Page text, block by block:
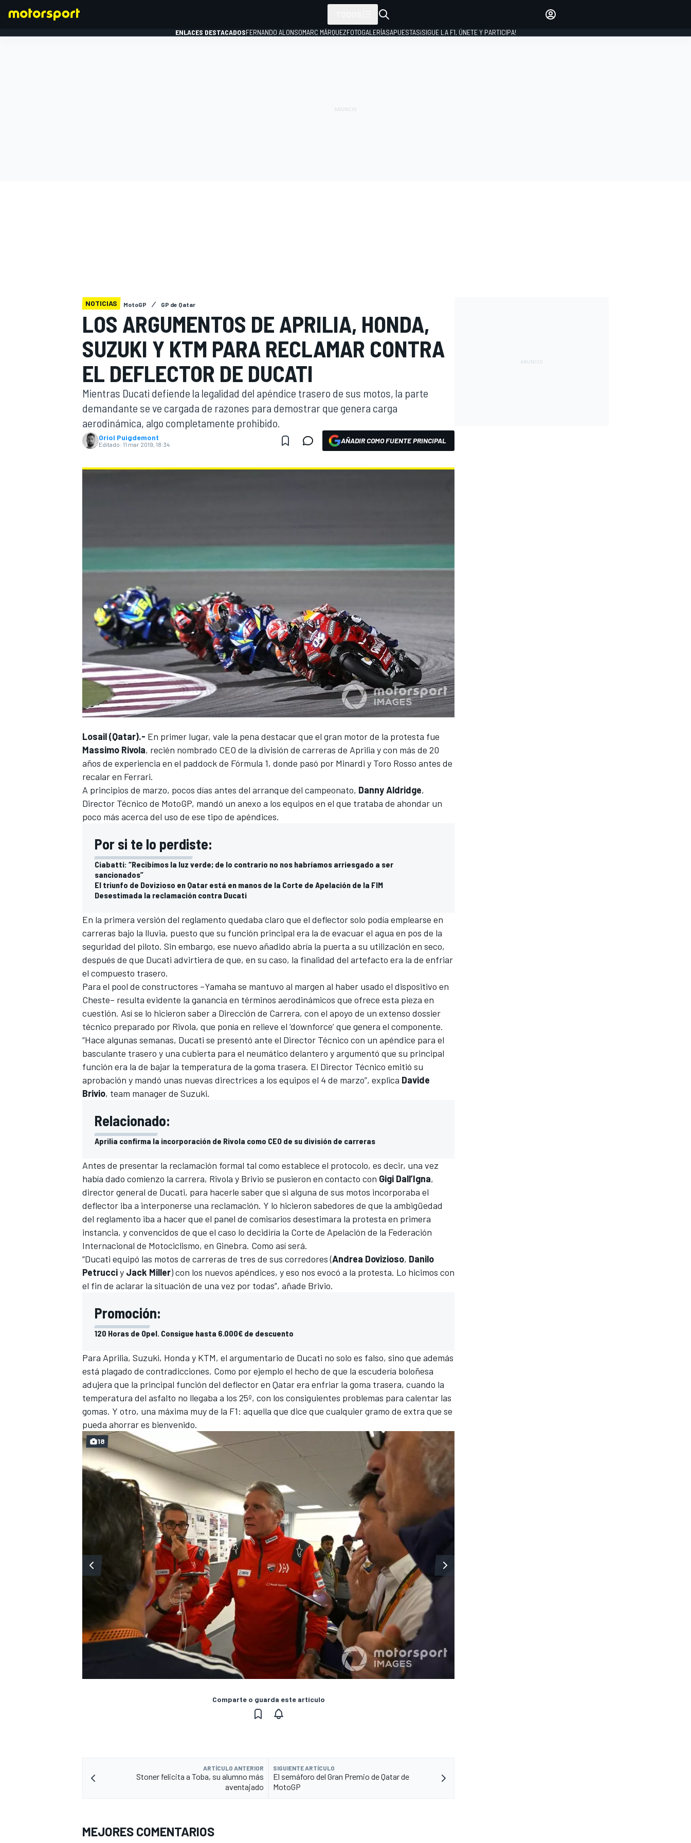
WEC FÓRMULA E
MÁS CATEGORÍAS
ENLACES DESTACADOSFERNANDO ALONSOMARC MÁRQUEZFOTOGALERÍASAPUESTAS¡SIGUE LA F1, ÚNETE Y PARTICIPA!
NOTICIAS MotoGP GP de Qatar
LOS ARGUMENTOS DE APRILIA, HONDA,
SUZUKI Y KTM PARA RECLAMAR CONTRA
EL DEFLECTOR DE DUCATI
Mientras Ducati defiende la legalidad del apéndice trasero de sus motos, la parte
demandante se ve cargada de razones para demostrar que genera carga
aerodinámica, algo completamente prohibido.
Oriol Puigdemont
Editado: 11 mar 2019, 18:34 AÑADIR COMO FUENTE PRINCIPAL
Losail (Qatar).- En primer lugar, vale la pena destacar que el gran motor de la protesta fue
Massimo Rivola, recién nombrado CEO de la división de carreras de Aprilia y con más de 20
años de experiencia en el paddock de Fórmula 1, donde pasó por Minardi y Toro Rosso antes de
recalar en Ferrari.
A principios de marzo, pocos días antes del arranque del campeonato, Danny Aldridge,
Director Técnico de MotoGP, mandó un anexo a los equipos en el que trataba de ahondar un
poco más acerca del uso de ese tipo de apéndices.
Por si te lo perdiste:
Ciabatti: “Recibimos la luz verde; de lo contrario no nos habríamos arriesgado a ser
sancionados”
El triunfo de Dovizioso en Qatar está en manos de la Corte de Apelación de la FIM
Desestimada la reclamación contra Ducati
En la primera versión del reglamento quedaba claro que el deflector solo podía emplearse en
carreras bajo la lluvia, puesto que su función principal era la de evacuar el agua en pos de la
seguridad del piloto. Sin embargo, ese nuevo añadido abría la puerta a su utilización en seco,
después de que Ducati advirtiera de que, en su caso, la finalidad del artefacto era la de enfriar
el compuesto trasero.
Para el pool de constructores –Yamaha se mantuvo al margen al haber usado el dispositivo en
Cheste– resulta evidente la ganancia en términos aerodinámicos que ofrece esta pieza en
cuestión. Así se lo hicieron saber a Dirección de Carrera, con el apoyo de un extenso dossier
técnico preparado por Rivola, que ponía en relieve el ‘downforce’ que genera el componente.
“Hace algunas semanas, Ducati se presentó ante el Director Técnico con un apéndice para el
basculante trasero y una cubierta para el neumático delantero y argumentó que su principal
función era la de bajar la temperatura de la goma trasera. El Director Técnico emitió su
aprobación y mandó unas nuevas directrices a los equipos el 4 de marzo”, explica Davide
Brivio, team manager de Suzuki.
Relacionado:
Aprilia confirma la incorporación de Rivola como CEO de su división de carreras
Antes de presentar la reclamación formal tal como establece el protocolo, es decir, una vez
había dado comienzo la carrera, Rivola y Brivio se pusieron en contacto con Gigi Dall’Igna,
director general de Ducati, para hacerle saber que si alguna de sus motos incorporaba el
deflector iba a interponerse una reclamación. Y lo hicieron sabedores de que la ambigüedad
del reglamento iba a hacer que el panel de comisarios desestimara la protesta en primera
instancia, y convencidos de que el caso lo decidiría la Corte de Apelación de la Federación
Internacional de Motociclismo, en Ginebra. Como así será.
“Ducati equipó las motos de carreras de tres de sus corredores (Andrea Dovizioso, Danilo
Petrucciy Jack Miller) con los nuevos apéndices, y eso nos evocó a la protesta. Lo hicimos con
el fin de aclarar la situación de una vez por todas”, añade Brivio.
Promoción:
120 Horas de Opel. Consigue hasta 6.000€ de descuento
Para Aprilia, Suzuki, Honda y KTM, el argumentario de Ducati no solo es falso, sino que además
está plagado de contradicciones. Como por ejemplo el hecho de que la escudería boloñesa
adujera que la principal función del deflector en Qatar era enfriar la goma trasera, cuando la
temperatura del asfalto no llegaba a los 25º, con los consiguientes problemas para calentar las
gomas. Y otro, una máxima muy de la F1: aquella que dice que cualquier gramo de extra que se
pueda ahorrar es bienvenido.
18
Comparte o guarda este artículo
ARTÍCULO ANTERIOR
Stoner felicita a Toba, su alumno más
aventajado
SIGUIENTE ARTÍCULO
El semáforo del Gran Premio de Qatar de
MotoGP
MEJORES COMENTARIOS